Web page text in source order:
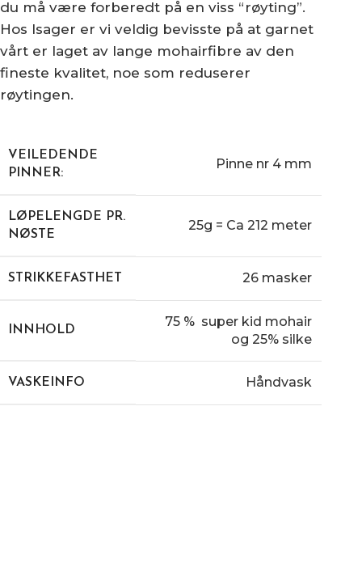
du må være forberedt på en viss “røyting”.
Hos Isager er vi veldig bevisste på at garnet
vårt er laget av lange mohairfibre av den
fineste kvalitet, noe som reduserer
røytingen.
VEILEDENDE
PINNER:
Pinne nr 4 mm
LØPELENGDE PR.
NØSTE
25g = Ca 212 meter
STRIKKEFASTHET 26 masker
INNHOLD
75 % super kid mohair
og 25% silke
VASKEINFO Håndvask